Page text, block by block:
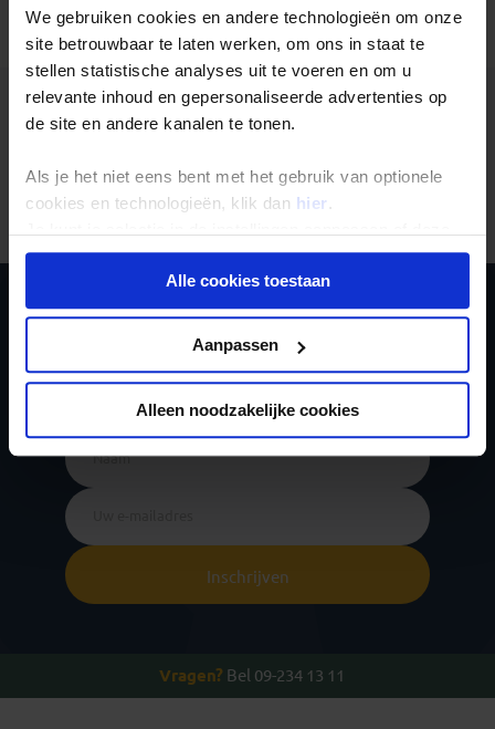
We gebruiken cookies en andere technologieën om onze
site betrouwbaar te laten werken, om ons in staat te
stellen statistische analyses uit te voeren en om u
relevante inhoud en gepersonaliseerde advertenties op
de site en andere kanalen te tonen.
Als je het niet eens bent met het gebruik van optionele
cookies en technologieën, klik dan hier .
onder aan de pagina op elk gewenst moment voor de
toekomst wijzigen.Alle cookies toestaan
Aanpassen
Alleen noodzakelijke cookies
Alle reizen Groepsreizen Landinformatie
Er is een fout voorgevallen bij het ophalen van de
reizen.
Ja, ik meld me aan
voor de wekelijkse
nieuwsbrief
Inschrijven
Vragen? Bel 09-234 13 11